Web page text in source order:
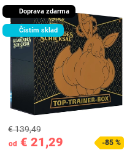
Doprava zdarma
Čistím sklad
od € 21,29
€ 139,49
-85 %